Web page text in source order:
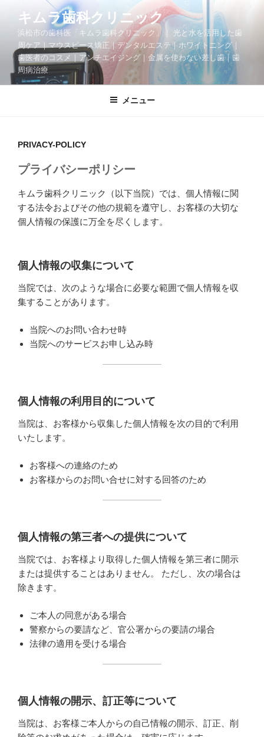
キムラ歯科クリニック
浜松市の歯科医「キムラ歯科クリニック」｜ 光と水を活用した歯
周ケア｜マウスピース矯正｜デンタルエステ｜ホワイトニング｜
歯医者のコスメ｜アンチエイジング｜金属を使わない差し歯｜歯
周病治療
メニュー
PRIVACY-POLICY
プライバシーポリシー
キムラ歯科クリニック（以下当院）では、個人情報に関
する法令およびその他の規範を遵守し、お客様の大切な
個人情報の保護に万全を尽くします。
個人情報の収集について
当院では、次のような場合に必要な範囲で個人情報を収
集することがあります。
当院へのお問い合わせ時
当院へのサービスお申し込み時
個人情報の利用目的について
当院は、お客様から収集した個人情報を次の目的で利用
いたします。
お客様への連絡のため
お客様からのお問い合せに対する回答のため
個人情報の第三者への提供について
当院では、お客様より取得した個人情報を第三者に開示
または提供することはありません。 ただし、次の場合は
除きます。
ご本人の同意がある場合
警察からの要請など、官公署からの要請の場合
法律の適用を受ける場合
個人情報の開示、訂正等について
当院は、お客様ご本人からの自己情報の開示、訂正、削